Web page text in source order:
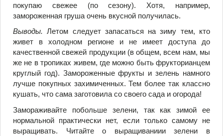
покупаю свежее (по сезону). Хотя, например,
замороженная груша очень вкусной получилась.
Выводы. Летом следует запасаться на зиму тем, кто
живет в холодном регионе и не имеет доступа до
качественной свежей продукции (в общем, всем нам, мы
же не в тропиках живем, где можно быть фрукторианцем
круглый год). Замороженные фрукты и зелень намного
лучше покупных захимиченных. Тем более так классно
кушать, что сама заготовила со своего сада и огорода!
Замораживайте побольше зелени, так как зимой ее
нормальной практически нет, если только самому не
выращивать. Читайте о выращиваниии зелени в